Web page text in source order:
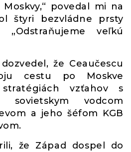
povedal mi na
štyri bezvládne prsty
„Odstraňujeme veľkú
že Ceaučescu
cestu po Moskve
vzťahov s
sovietskym vodcom
a jeho šéfom KGB
že Západ dospel do